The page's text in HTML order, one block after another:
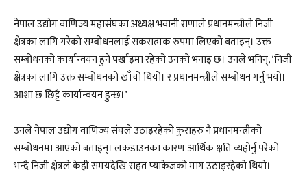
नेपाल उद्योग वाणिज्य महासंघका अध्यक्ष भवानी राणाले प्रधानमन्त्रीले निजी
क्षेत्रका लागि गरेको सम्बोधनलाई सकरात्मक रुपमा लिएको बताइन्। उक्त
सम्बोधनको कार्यान्वयन हुने पर्खाइमा रहेको उनकाे भनाइ छ। उनले भनिन्, ‘निजी
क्षेत्रका लागि उक्त सम्बोधनको खाँचो थियो। र प्रधानमन्त्रीले सम्बोधन गर्नु भयो।
आशा छ छिट्टै कार्यान्वयन हुन्छ।’
उनले नेपाल उद्योग वाणिज्य संघले उठाइरहेको कुराहरु नै प्रधानमन्त्रीको
सम्बोधनमा आएको बताइन्। लकडाउनका कारण आर्थिक क्षति व्यहाेर्नु परेकाे
भन्दै निजी क्षेत्रले केही समयदेखि राहत प्याकेजको माग उठाइरहेको थियो।